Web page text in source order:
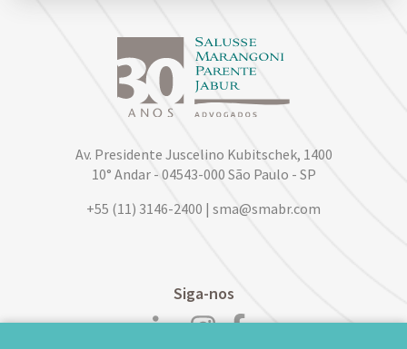
Av. Presidente Juscelino Kubitschek, 1400
10° Andar - 04543-000 São Paulo - SP
+55 (11) 3146-2400 | sma@smabr.com
Siga-nos